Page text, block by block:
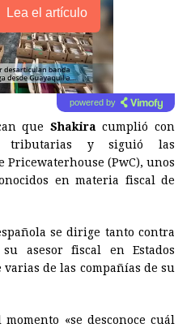
Lea el artículo
powered by
que Shakira cumplió con
tributarias y siguió las
Pricewaterhouse (PwC), unos
en materia fiscal de
se dirige tanto contra
asesor fiscal en Estados
de las compañías de su
«se desconoce cuál